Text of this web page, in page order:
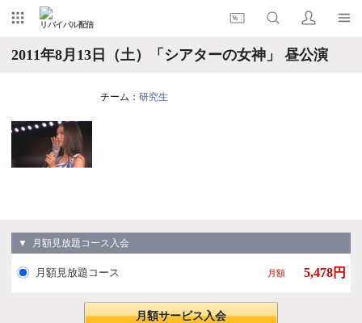
リバイバル配信
2011年8月13日（土）「シアターの女神」 昼公演
チーム： 研究生
▼ 月額見放題コース入会
月額見放題コース 月額 5,478円
月額サービス入会